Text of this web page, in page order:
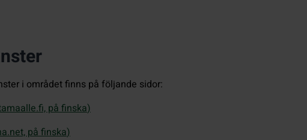
i området finns på följande sidor:
på finska)
på finska)